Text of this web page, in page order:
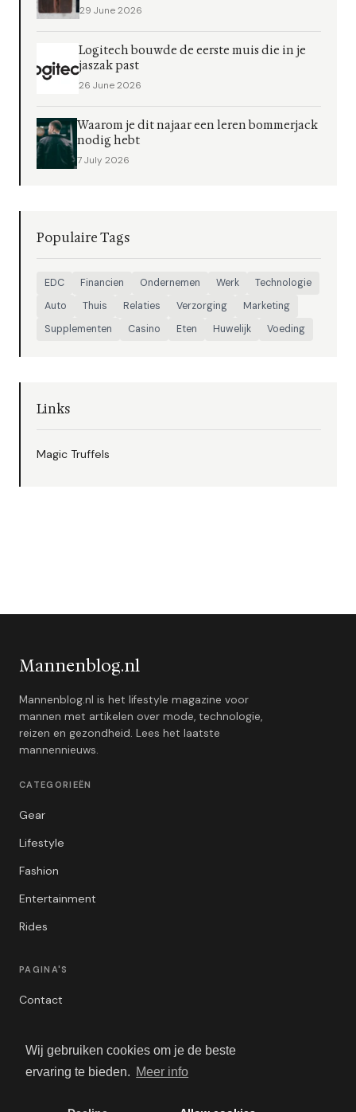
Wij gebruiken cookies om je de beste
ervaring te bieden. Meer info
29 June 2026
Logitech bouwde de eerste muis die in je
jaszak past
26 June 2026
Waarom je dit najaar een leren bommerjack
nodig hebt
7 July 2026
Populaire Tags
EDC Financien Ondernemen Werk
Technologie
Auto
Thuis Relaties Verzorging
Marketing
Supplementen
Casino Eten Huwelijk Voeding
Links
Magic Truffels
Mannenblog.nl
Mannenblog.nl is het lifestyle magazine voor
mannen met artikelen over mode, technologie,
reizen en gezondheid. Lees het laatste
mannennieuws.
CATEGORIEËN
Gear
Lifestyle
Fashion
Entertainment
Rides
PAGINA'S
Contact
Algemene Voorwaarden
Adverteren